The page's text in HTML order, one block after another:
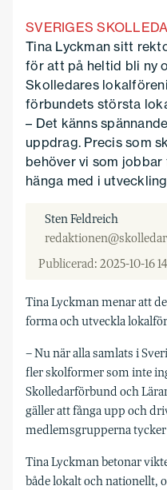
SVERIGES
Tina Lyckman sitt
för att på heltid bli ny
Skolledares
förbundets största
– Det känns
uppdrag. Precis som
behöver vi som
hänga med i
Sten Feldreich
Publicerad: 2025-10-16
Tina Lyckman menar att
forma och utveckla
– Nu när alla samlats i
fler skolformer som inte
Skolledar­förbund och
gäller att fånga upp och
medlemsgrupperna
Tina Lyckman betonar
både lokalt och nationellt,